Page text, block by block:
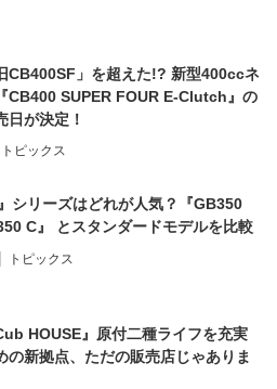
CB400SF」を超えた!? 新型400ccネ
CB400 SUPER FOUR E-Clutch』の
日が決定！
トピックス
シリーズはどれが人気？『GB350
C』 とスタンダードモデルを比較
トピックス
HOUSE』原付二種ライフを充実
の新拠点、ただの販売店じゃありま